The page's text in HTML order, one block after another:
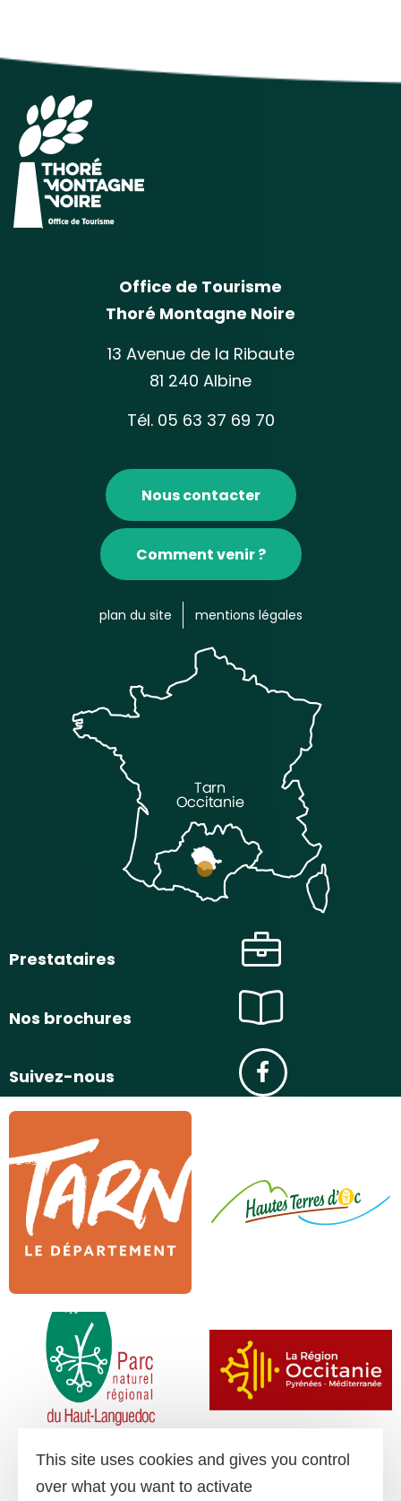
Office de Tourisme
Thoré Montagne Noire
13 Avenue de la Ribaute
81 240 Albine
Tél. 05 63 37 69 70
Nous contacter
Comment venir ?
plan du site mentions légales
Prestataires
Nos brochures
Suivez-nous
This site uses cookies and gives you control
over what you want to activate